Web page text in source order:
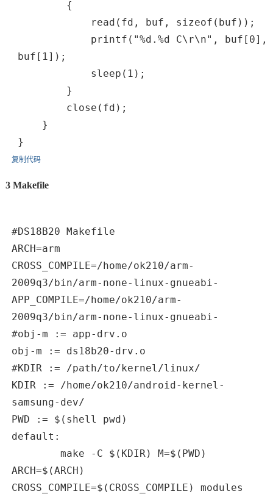
{
read(fd, buf, sizeof(buf));
printf("%d.%d C\r\n", buf[0],
buf[1]);
sleep(1);
}
close(fd);
}
}
复制代码
3 Makefile
#DS18B20 Makefile
ARCH=arm
CROSS_COMPILE=/home/ok210/arm-
2009q3/bin/arm-none-linux-gnueabi-
APP_COMPILE=/home/ok210/arm-
2009q3/bin/arm-none-linux-gnueabi-
#obj-m := app-drv.o
obj-m := ds18b20-drv.o
#KDIR := /path/to/kernel/linux/
KDIR := /home/ok210/android-kernel-
samsung-dev/
PWD := $(shell pwd)
default:
make -C $(KDIR) M=$(PWD)
ARCH=$(ARCH)
CROSS_COMPILE=$(CROSS_COMPILE) modules